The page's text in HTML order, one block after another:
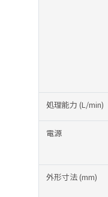
処理能力 (L/min)
電源
外形寸法(mm)